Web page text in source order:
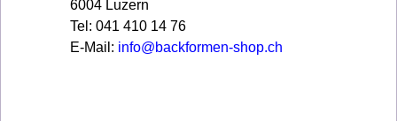
6004 Luzern
Tel: 041 410 14 76
E-Mail: info@backformen-shop.ch